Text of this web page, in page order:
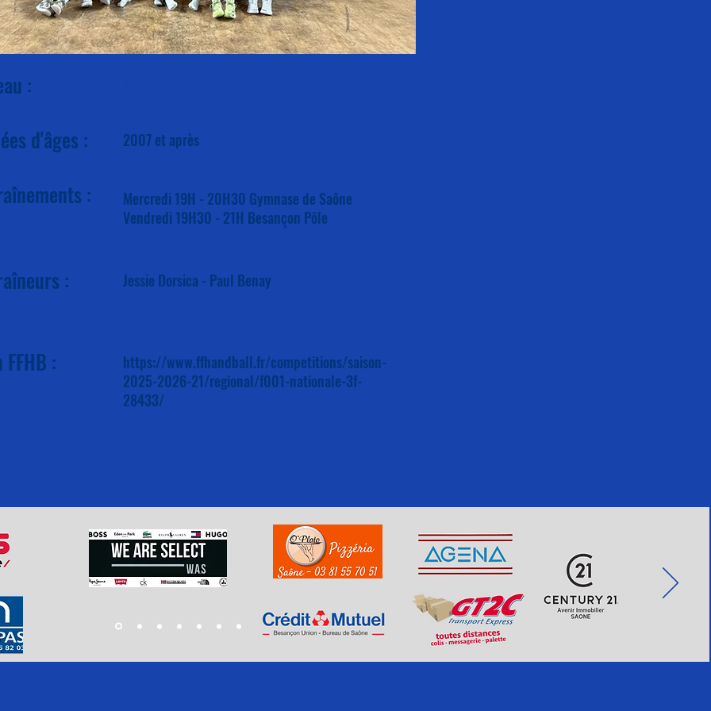
:
d'âges : 2007 et après
:
Mercredi 19H - 20H30 Gymnase de Saône
Vendredi 19H30 - 21H Besançon Pôle
: Jessie Dorsica - Paul Benay
:
https://www.ffhandball.fr/competitions/saison-
2025-2026-21/regional/f001-nationale-3f-
28433/